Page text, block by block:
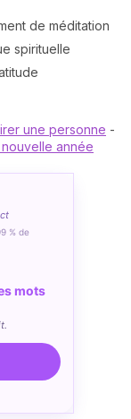
de méditation
spirituelle
une personne -
année
% de
mots